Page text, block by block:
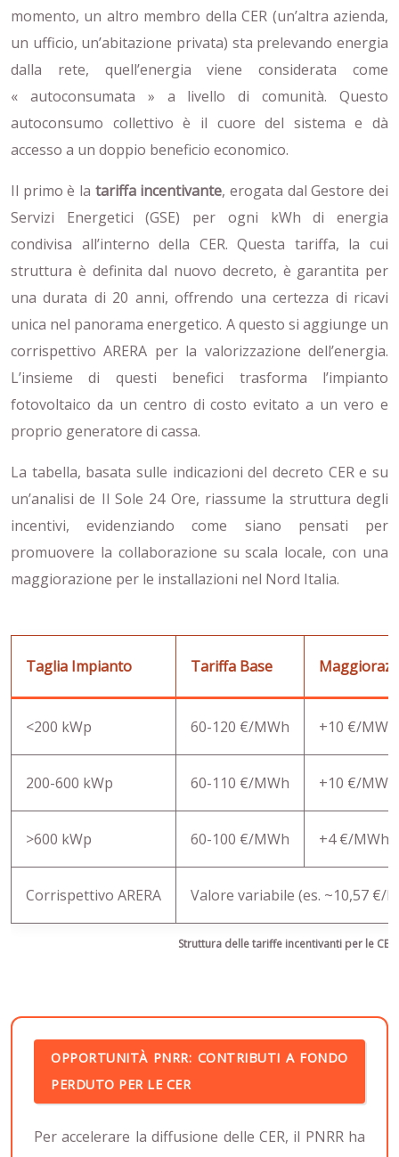
momento, un altro membro della CER (un’altra azienda,
un ufficio, un’abitazione privata) sta prelevando energia
dalla rete, quell’energia viene considerata come
« autoconsumata » a livello di comunità. Questo
autoconsumo collettivo è il cuore del sistema e dà
accesso a un doppio beneficio economico.
Il primo è la tariffa incentivante, erogata dal Gestore dei
Servizi Energetici (GSE) per ogni kWh di energia
condivisa all’interno della CER. Questa tariffa, la cui
struttura è definita dal nuovo decreto, è garantita per
una durata di 20 anni, offrendo una certezza di ricavi
unica nel panorama energetico. A questo si aggiunge un
corrispettivo ARERA per la valorizzazione dell’energia.
L’insieme di questi benefici trasforma l’impianto
fotovoltaico da un centro di costo evitato a un vero e
proprio generatore di cassa.
La tabella, basata sulle indicazioni del decreto CER e su
un’analisi de Il Sole 24 Ore, riassume la struttura degli
incentivi, evidenziando come siano pensati per
promuovere la collaborazione su scala locale, con una
maggiorazione per le installazioni nel Nord Italia.
Struttura delle tariffe incentivanti per le CER
Taglia Impianto Tariffa Base
<200 kWp 60-120 €/MWh +10 €/MWh
200-600 kWp 60-110 €/MWh +10 €/MWh
>600 kWp 60-100 €/MWh +4 €/MWh
Corrispettivo ARERA Valore variabile (es. ~10,57 €/
OPPORTUNITÀ PNRR: CONTRIBUTI A FONDO
PERDUTO PER LE CER
Per accelerare la diffusione delle CER, il PNRR ha